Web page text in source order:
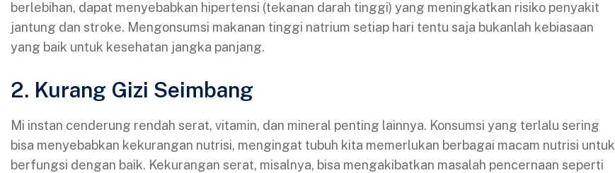
berlebihan, dapat menyebabkan hipertensi (tekanan darah tinggi) yang meningkatkan risiko penyakit
jantung dan stroke. Mengonsumsi makanan tinggi natrium setiap hari tentu saja bukanlah kebiasaan
yang baik untuk kesehatan jangka panjang.
2. Kurang Gizi Seimbang
Mi instan cenderung rendah serat, vitamin, dan mineral penting lainnya. Konsumsi yang terlalu sering
bisa menyebabkan kekurangan nutrisi, mengingat tubuh kita memerlukan berbagai macam nutrisi untuk
berfungsi dengan baik. Kekurangan serat, misalnya, bisa mengakibatkan masalah pencernaan seperti